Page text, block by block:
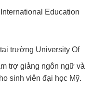
Education
trường University Of
trợ giảng ngôn ngữ và
sinh viên đại học Mỹ.